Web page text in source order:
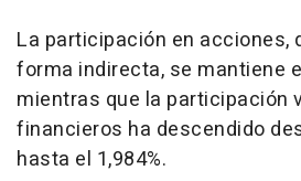
La participación en acciones,
forma indirecta, se mantiene
mientras que la participación
financieros ha descendido
hasta el 1,984%.